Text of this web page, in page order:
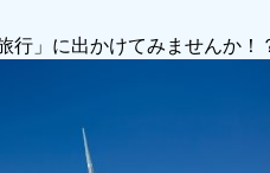
行」に出かけてみませんか！